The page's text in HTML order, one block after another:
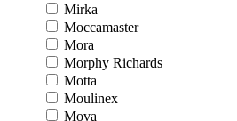
Mirka
Moccamaster
Mora
Morphy Richards
Motta
Moulinex
Mova